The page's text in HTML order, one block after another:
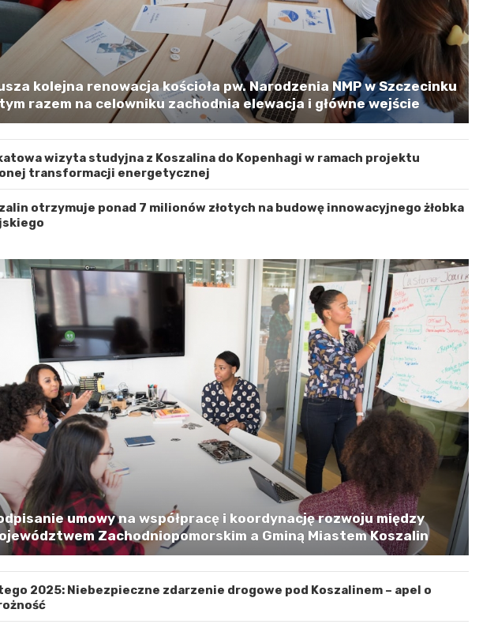
kolejna renowacja kościoła pw. Narodzenia NMP w Szczecinku
razem na celowniku zachodnia elewacja i główne wejście
wizyta studyjna z Koszalina do Kopenhagi w ramach projektu
transformacji energetycznej
otrzymuje ponad 7 milionów złotych na budowę innowacyjnego żłobka
umowy na współpracę i koordynację rozwoju między
Zachodniopomorskim a Gminą Miastem Koszalin
2025: Niebezpieczne zdarzenie drogowe pod Koszalinem – apel o